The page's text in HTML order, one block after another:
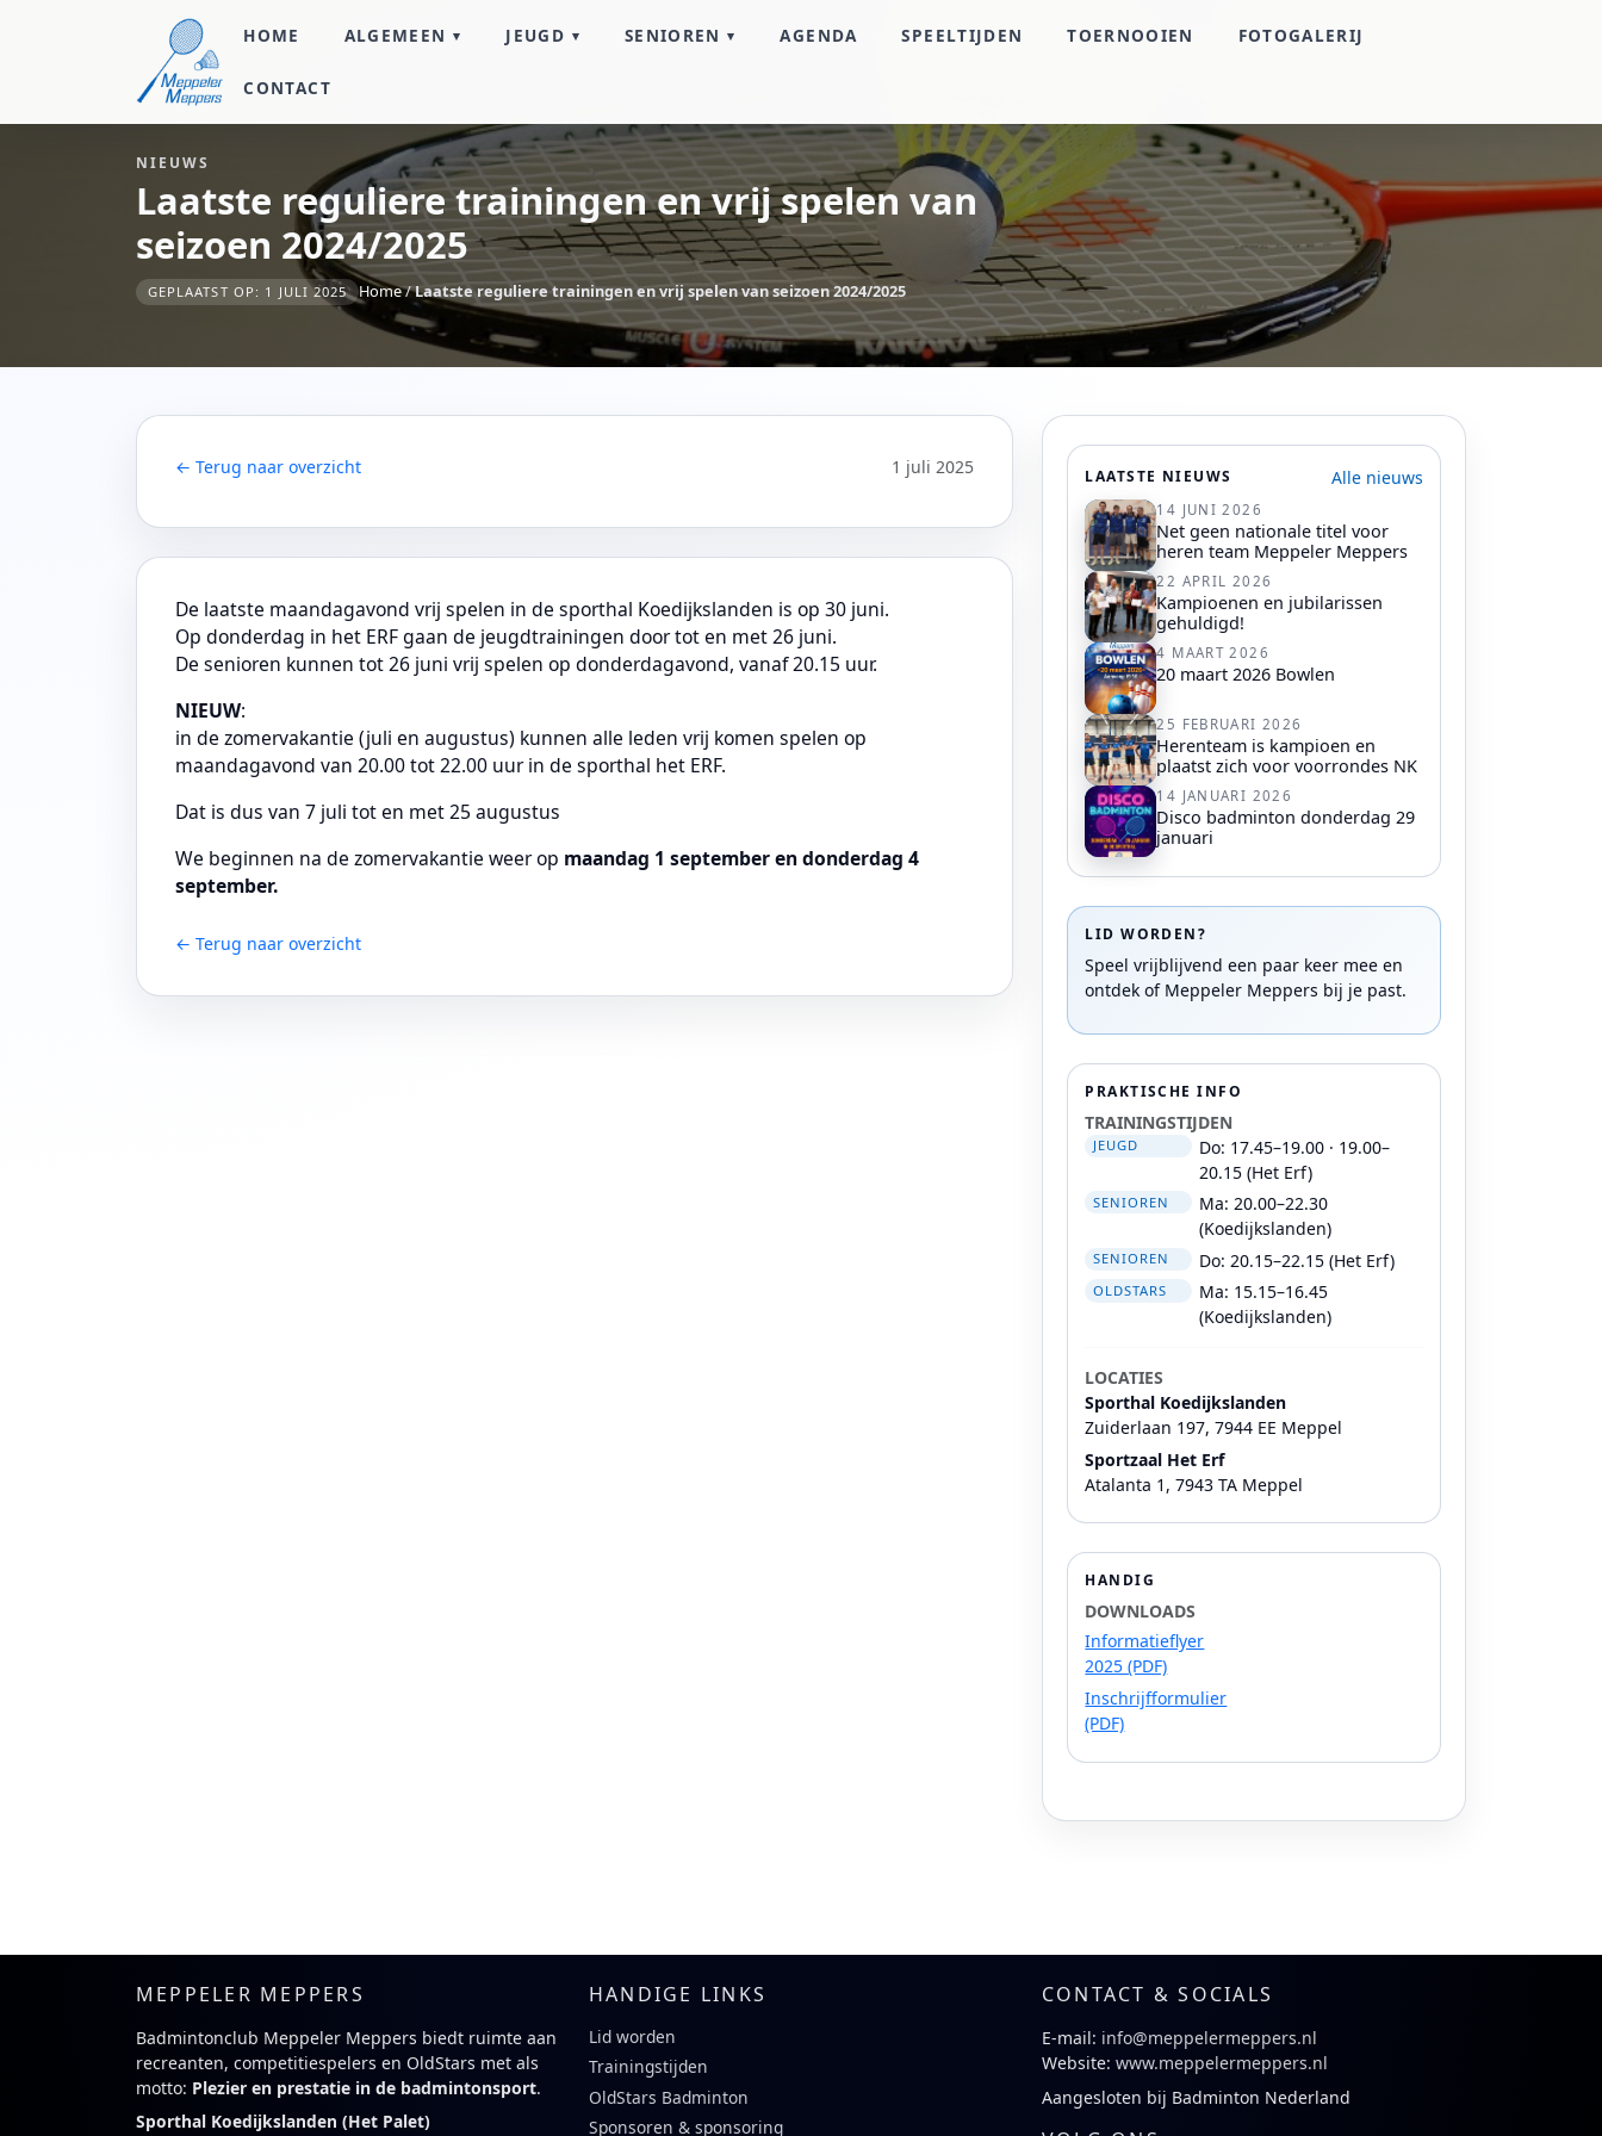
HOME ALGEMEEN JEUGD SENIOREN AGENDA SPEELTIJDEN TOERNOOIEN FOTOGALERIJ
CONTACT
NIEUWS
Laatste reguliere trainingen en vrij spelen van
seizoen 2024/2025
GEPLAATST OP: 1 JULI 2025 Home/Laatste reguliere trainingen en vrij spelen van seizoen 2024/2025
← Terug naar overzicht 1 juli 2025
De laatste maandagavond vrij spelen in de sporthal Koedijkslanden is op 30 juni.
Op donderdag in het ERF gaan de jeugdtrainingen door tot en met 26 juni.
De senioren kunnen tot 26 juni vrij spelen op donderdagavond, vanaf 20.15 uur.
NIEUW:
in de zomervakantie (juli en augustus) kunnen alle leden vrij komen spelen op
maandagavond van 20.00 tot 22.00 uur in de sporthal het ERF.
Dat is dus van 7 juli tot en met 25 augustus
We beginnen na de zomervakantie weer op maandag 1 september en donderdag 4
september.
← Terug naar overzicht
LAATSTE NIEUWS Alle nieuws
14 JUNI 2026
Net geen nationale titel voor
heren team Meppeler Meppers
22 APRIL 2026
Kampioenen en jubilarissen
gehuldigd!
4 MAART 2026
20 maart 2026 Bowlen
25 FEBRUARI 2026
Herenteam is kampioen en
plaatst zich voor voorrondes NK
14 JANUARI 2026
Disco badminton donderdag 29
januari
LID WORDEN?
Speel vrijblijvend een paar keer mee en
ontdek of Meppeler Meppers bij je past.
PRAKTISCHE INFO
TRAININGSTIJDEN
JEUGD
Do: 17.45–19.00 · 19.00–
20.15 (Het Erf)
SENIOREN
Ma: 20.00–22.30
(Koedijkslanden)
SENIOREN Do: 20.15–22.15 (Het Erf)
OLDSTARS
Ma: 15.15–16.45
(Koedijkslanden)
LOCATIES
Sporthal Koedijkslanden
Zuiderlaan 197, 7944 EE Meppel
Sportzaal Het Erf
Atalanta 1, 7943 TA Meppel
HANDIG
DOWNLOADS
Informatieflyer
2025 (PDF)
Inschrijfformulier
(PDF)
MEPPELER MEPPERS
Badmintonclub Meppeler Meppers biedt ruimte aan
recreanten, competitiespelers en OldStars met als
motto: Plezier en prestatie in de badmintonsport.
Sporthal Koedijkslanden (Het Palet)
HANDIGE LINKS
Lid worden
Trainingstijden
OldStars Badminton
Sponsoren & sponsoring
CONTACT & SOCIALS
E-mail: info@meppelermeppers.nl
Website: www.meppelermeppers.nl
Aangesloten bij Badminton Nederland